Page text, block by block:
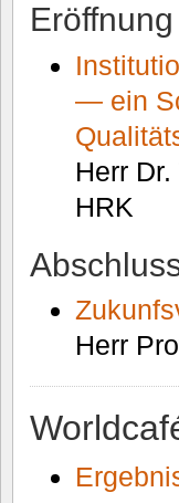
Eröffnung
— ein
Herr
HRK
Herr